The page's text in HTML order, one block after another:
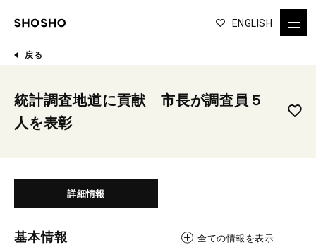
ENGLISH
戻る
統計調査地道に貢献 市長が調査員５
人を表彰
詳細情報
基本情報 全ての情報を表示